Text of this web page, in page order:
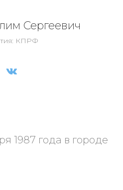
Сергеевич
КПРФ
1987 года в городе